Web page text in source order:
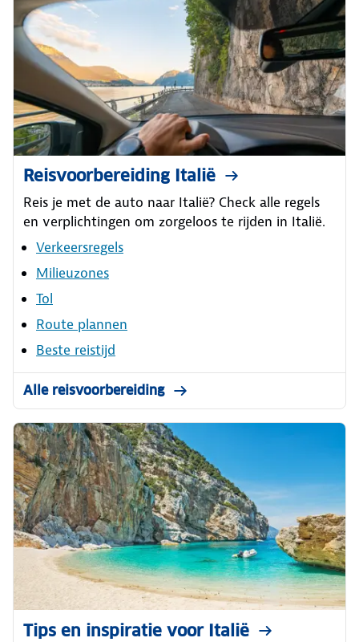
Reisvoorbereiding Italië
Reis je met de auto naar Italië? Check alle regels
en verplichtingen om zorgeloos te rijden in Italië.
Verkeersregels
Milieuzones
Tol
Route plannen
Beste reistijd
Alle reisvoorbereiding
Tips en inspiratie voor Italië